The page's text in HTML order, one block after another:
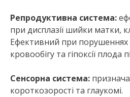
Репродуктивна система:
при дисплазії шийки матки,
Ефективний при порушеннях
кровообігу та гіпоксії плода
Сенсорна система:
короткозорості та глаукомі.